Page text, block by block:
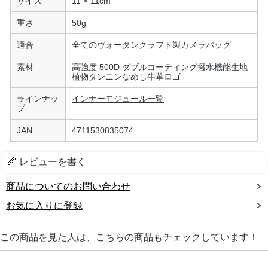
重さ 50g
適合 全てのヴォータンクラフト製カメラバッグ
素材
高強度 500D ダブルコーティング撥水機能生地
植物タンニンなめし牛革ロゴ
ラインナッ
プ
インナーモジュール一覧
JAN 4711530835074
レビューを書く
商品についてのお問い合わせ
お気に入りに登録
この商品を見た人は、こちらの商品もチェックしています！